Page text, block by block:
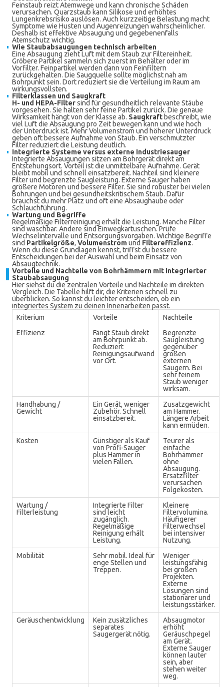
Feinstaub reizt Atemwege und kann chronische Schäden
verursachen. Quarzstaub kann Silikose und erhöhtes
Lungenkrebsrisiko auslösen. Auch kurzzeitige Belastung macht
Symptome wie Husten und Augenreizungen wahrscheinlicher.
Deshalb ist effektive Absaugung und gegebenenfalls
Atemschutz wichtig.
Wie Staubabsaugungen technisch arbeiten
Eine Absaugung zieht Luft mit dem Staub zur Filtereinheit.
Gröbere Partikel sammeln sich zuerst im Behälter oder im
Vorfilter. Feinpartikel werden dann von Feinfiltern
zurückgehalten. Die Saugquelle sollte möglichst nah am
Bohrpunkt sein. Dort reduziert sie die Verteilung im Raum am
wirkungsvollsten.
Filterklassen und Saugkraft
H- und HEPA-Filtersind für gesundheitlich relevante Stäube
vorgesehen. Sie halten sehr feine Partikel zurück. Die genaue
Wirksamkeit hängt von der Klasse ab. Saugkraft beschreibt, wie
viel Luft die Absaugung pro Zeit bewegen kann und wie hoch
der Unterdruck ist. Mehr Volumenstrom und höherer Unterdruck
geben oft bessere Aufnahme von Staub. Ein verschmutzter
Filter reduziert die Leistung deutlich.
Integrierte Systeme versus externe Industriesauger
Integrierte Absaugungen sitzen am Bohrgerät direkt am
Entstehungsort. Vorteil ist die unmittelbare Aufnahme. Gerät
bleibt mobil und schnell einsatzbereit. Nachteil sind kleinere
Filter und begrenzte Saugleistung. Externe Sauger haben
größere Motoren und bessere Filter. Sie sind robuster bei vielen
Bohrungen und bei gesundheitskritischem Staub. Dafür
brauchst du mehr Platz und oft eine Absaughaube oder
Schlauchführung.
Wartung und Begriffe
Regelmäßige Filterreinigung erhält die Leistung. Manche Filter
sind waschbar. Andere sind Einwegkartuschen. Prüfe
Wechselintervalle und Entsorgungsvorgaben. Wichtige Begriffe
sind Partikelgröße, Volumenstromund Filtereffizienz.
Wenn du diese Grundlagen kennst, triffst du bessere
Entscheidungen bei der Auswahl und beim Einsatz von
Absaugtechnik.
Vorteile und Nachteile von Bohrhämmern mit integrierter
Staubabsaugung
Hier siehst du die zentralen Vorteile und Nachteile im direkten
Vergleich. Die Tabelle hilft dir, die Kriterien schnell zu
überblicken. So kannst du leichter entscheiden, ob ein
integriertes System zu deinen Innenarbeiten passt.
Kriterium
Vorteile
Nachteile
Effizienz
Fängt Staub direkt
am Bohrpunkt ab.
Reduziert
Reinigungsaufwand
vor Ort.
Begrenzte
Saugleistung
gegenüber
großen
externen
Saugern. Bei
sehr feinem
Staub weniger
wirksam.
Handhabung /
Gewicht
Ein Gerät, weniger
Zubehör. Schnell
einsatzbereit.
Zusatzgewicht
am Hammer.
Längere Arbeit
kann ermüden.
Kosten
Günstiger als Kauf
von Profi-Sauger
plus Hammer in
vielen Fällen.
Teurer als
einfache
Bohrhämmer
ohne
Absaugung.
Ersatzfilter
verursachen
Folgekosten.
Wartung /
Filterleistung
Integrierte Filter
sind leicht
zugänglich.
Regelmäßige
Reinigung erhält
Leistung.
Kleinere
Filtervolumina.
Häufigerer
Filterwechsel
bei intensiver
Nutzung.
Mobilität
Sehr mobil. Ideal für
enge Stellen und
Treppen.
Weniger
leistungsfähig
bei großen
Projekten.
Externe
Lösungen sind
stationärer und
leistungsstärker.
Geräuschentwicklung
Kein zusätzliches
separates
Saugergerät nötig.
Absaugmotor
erhöht
Geräuschpegel
am Gerät.
Externe Sauger
können lauter
sein, aber
stehen weiter
weg.